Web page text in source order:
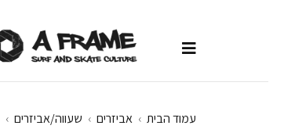
עמוד הבית › אביזרים › שעווה/אביזרים ›